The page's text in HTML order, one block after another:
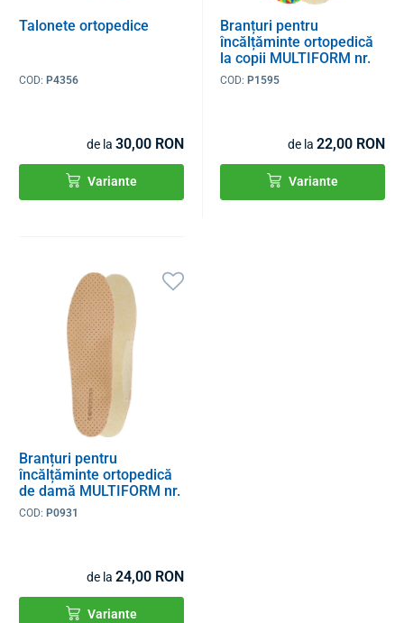
Talonete ortopedice
COD: P4356
de la 30,00 RON
Variante
Branțuri pentru
încălțăminte ortopedică
la copii MULTIFORM nr.
21 – 34
COD:P1595
de la 22,00 RON
Variante
Branțuri pentru
încălțăminte ortopedică
de damă MULTIFORM nr.
35-40
COD: P0931
de la 24,00 RON
Variante